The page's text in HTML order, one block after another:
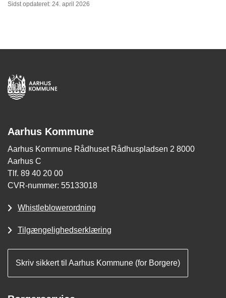
Sidst opdateret: 24. april 2026
Aarhus Kommune
Aarhus Kommune Rådhuset Rådhuspladsen 2 8000
Aarhus C
Tlf. 89 40 20 00
CVR-nummer: 55133018
Whistleblowerordning
Tilgængelighedserklæring
Skriv sikkert til Aarhus Kommune (for Borgere)